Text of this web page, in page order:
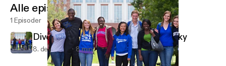
Alle episoder
1 Episoder
Diversity at the University of Kentucky
8. des. 2018 8 min